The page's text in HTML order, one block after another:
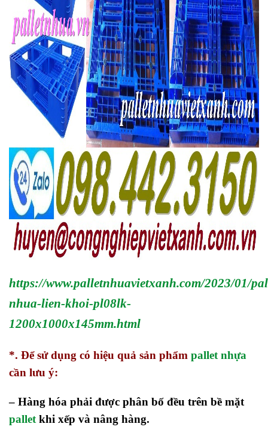
https://www.palletnhuavietxanh.com/2023/01/
nhua-lien-khoi-pl08lk-
1200x1000x145mm.html
*. Để sử dụng có hiệu quả sản phẩm pallet nhựa
cần lưu ý:
– Hàng hóa phải được phân bố đều trên bề mặt
pallet khi xếp và nâng hàng.